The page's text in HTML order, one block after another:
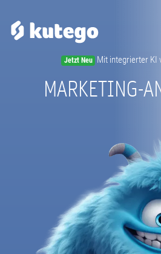
Jetzt Neu Mit integrierter KI
MARKETING-